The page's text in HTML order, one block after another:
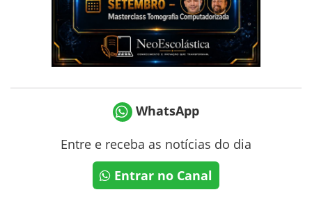
WhatsApp
Entre e receba as notícias do dia
Entrar no Canal